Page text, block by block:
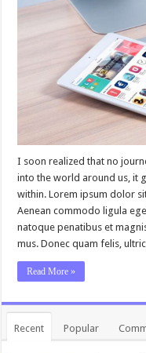
I soon realized that no
into the world around us, it
within. Lorem ipsum dolor
Aenean commodo ligula
natoque penatibus et
mus. Donec quam felis,
Read More »
Recent Popular